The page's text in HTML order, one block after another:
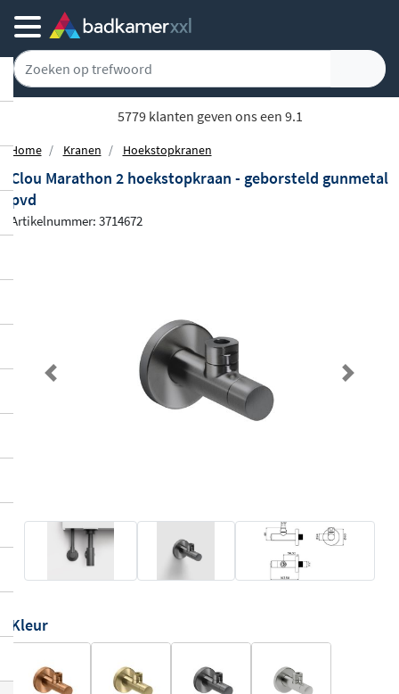
Home Kranen Hoekstopkranen
Clou Marathon 2 hoekstopkraan - geborsteld gunmetal
pvd
Artikelnummer: 3714672
Previous Next
Kleur